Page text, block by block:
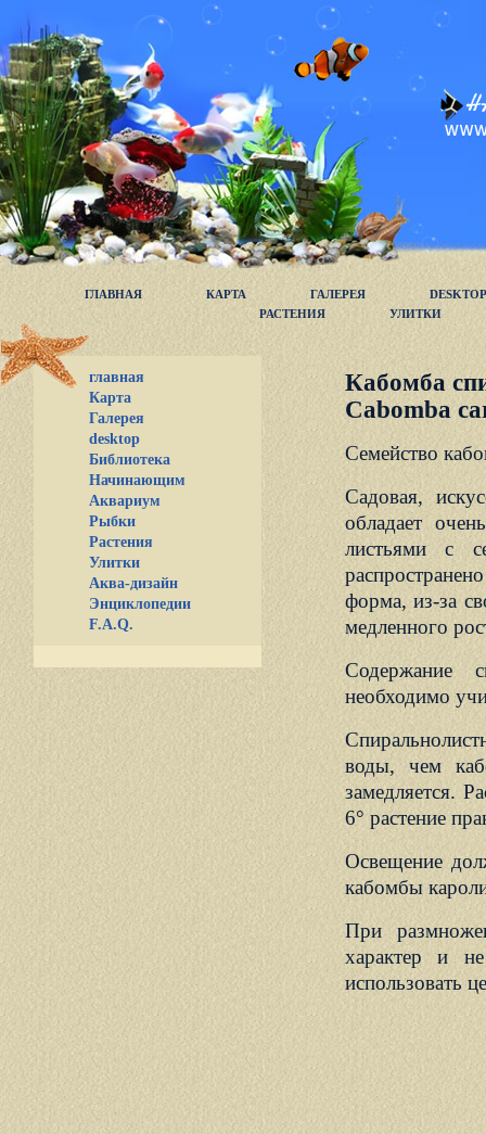
ГЛАВНАЯ КАРТА ГАЛЕРЕЯ
DESKTOP
РАСТЕНИЯ
УЛИТКИ
главная
Карта
Галерея
desktop
Библиотека
Начинающим
Аквариум
Рыбки
Растения
Улитки
Аква-дизайн
Энциклопедии
F.A.Q.
Кабомба
Cabomba
Семейство
Садовая,
обладает
листьями с
форма, из-за
медленного
Содержание
необходимо
воды, чем
замедляется.
6° растение
Освещение
кабомбы
При
характер и
использовать